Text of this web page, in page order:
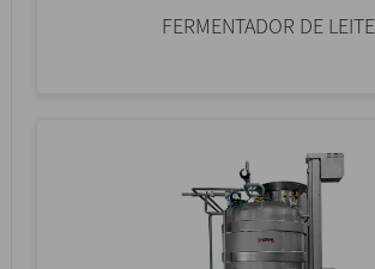
FERMENTADOR DE LEITE